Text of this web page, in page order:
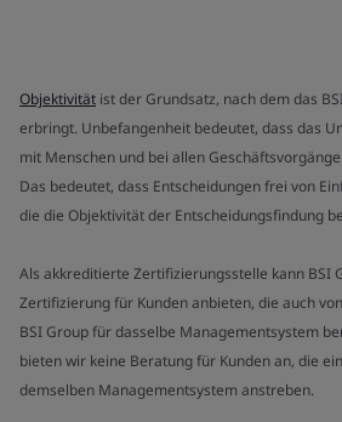
Objektivität ist der Grundsatz, nach dem das
erbringt. Unbefangenheit bedeutet, dass das
mit Menschen und bei allen
Das bedeutet, dass Entscheidungen frei von
die die Objektivität der Entscheidungsfindung
Als akkreditierte Zertifizierungsstelle kann BSI
Zertifizierung für Kunden anbieten, die auch
BSI Group für dasselbe Managementsystem
bieten wir keine Beratung für Kunden an, die
demselben Managementsystem anstreben.